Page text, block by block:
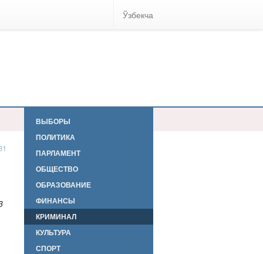
Ўзбекча
ВЫБОРЫ
ПОЛИТИКА
ПАРЛАМЕНТ
ОБЩЕСТВО
ОБРАЗОВАНИЕ
ФИНАНСЫ
КРИМИНАЛ
КУЛЬТУРА
СПОРТ